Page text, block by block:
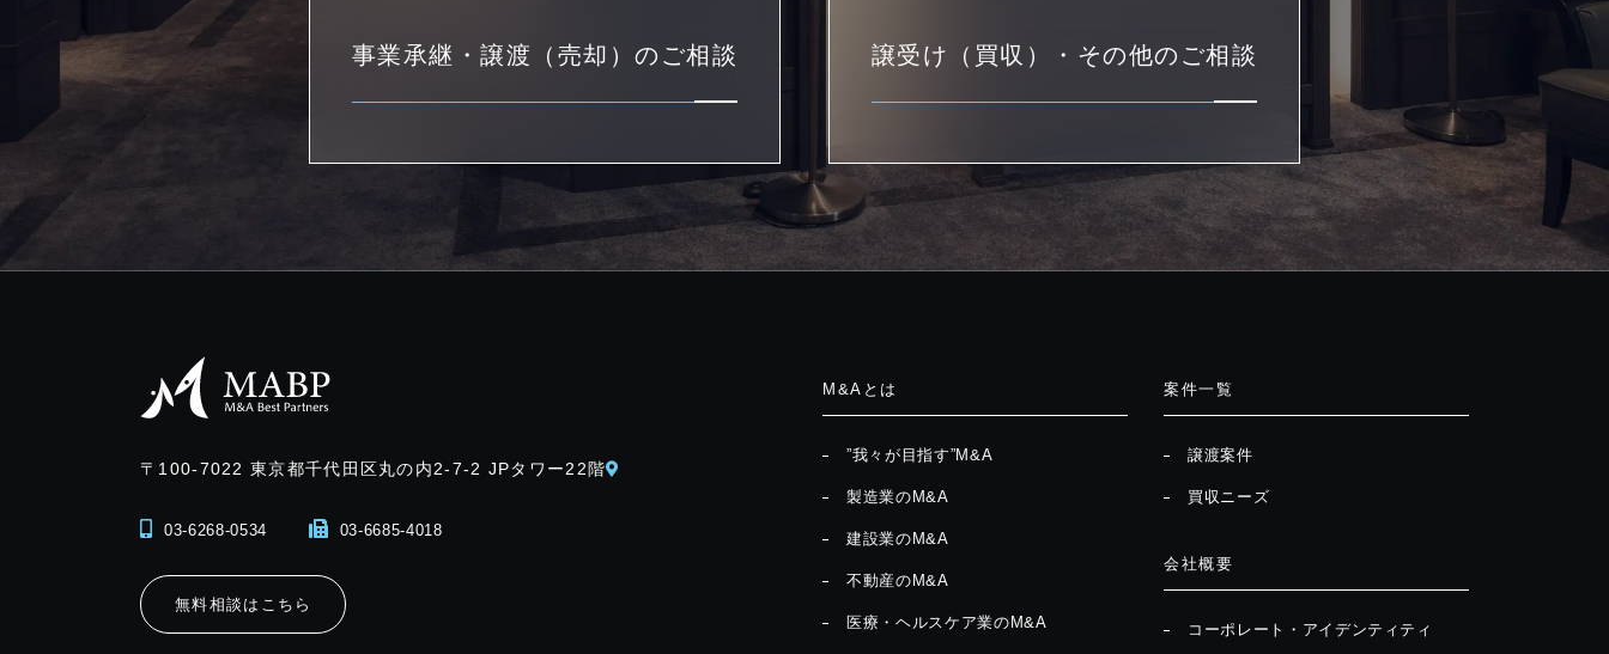
事業承継・譲渡（売却）のご相談 譲受け（買収）・その他のご相談
〒100-7022東京都千代田区丸の内2-7-2 JPタワー22階
03-6268-0534 03-6685-4018
無料相談はこちら
M&Aとは
”我々が目指す”M&A
製造業のM&A
建設業のM&A
不動産のM&A
医療・ヘルスケア業のM&A
案件一覧
譲渡案件
買収ニーズ
会社概要
コーポレート・アイデンティティ